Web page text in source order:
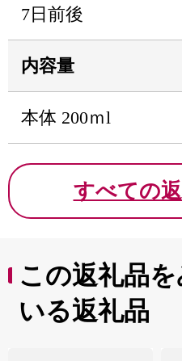
7日前後
内容量
本体 200ｍl
すべての
この返礼品
いる返礼品